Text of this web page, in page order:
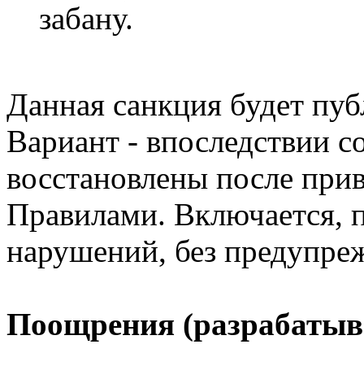
забану.
Данная санкция будет
Вариант - впоследствии
восстановлены после
Правилами. Включается,
нарушений, без
Поощрения